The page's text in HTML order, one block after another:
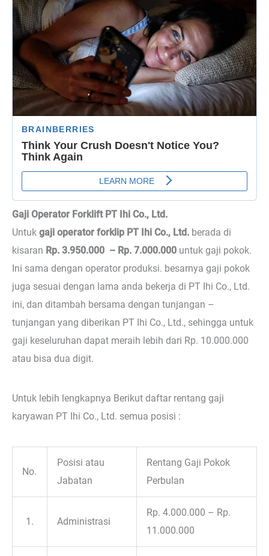
Gaji Operator Forklift PT Ihi Co., Ltd.
Untuk gaji operator forklip PT Ihi Co., Ltd. berada di
kisaran Rp. 3.950.000 – Rp. 7.000.000 untuk gaji pokok.
Ini sama dengan operator produksi. besarnya gaji pokok
juga sesuai dengan lama anda bekerja di PT Ihi Co., Ltd.
ini, dan ditambah bersama dengan tunjangan –
tunjangan yang diberikan PT Ihi Co., Ltd., sehingga untuk
gaji keseluruhan dapat meraih lebih dari Rp. 10.000.000
atau bisa dua digit.
Untuk lebih lengkapnya Berikut daftar rentang gaji
karyawan PT Ihi Co., Ltd. semua posisi :
No.
Posisi atau
Jabatan
Rentang Gaji Pokok
Perbulan
1. Administrasi
Rp. 4.000.000 – Rp.
11.000.000